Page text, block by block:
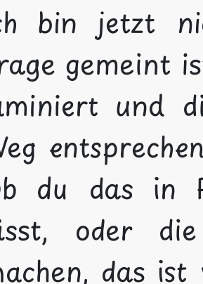
bin jetzt
gemeint
und
du das in
oder
das